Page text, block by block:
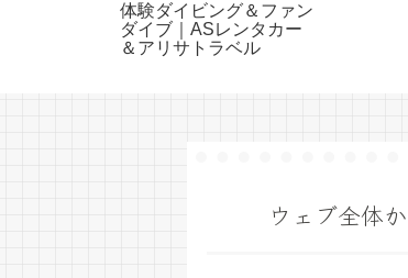
体験ダイビング＆ファン
ダイブ｜ASレンタカー
＆アリサトラベル
ウェブ全体